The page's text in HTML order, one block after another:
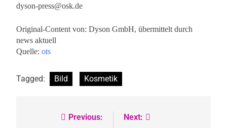
dyson-press@osk.de
Original-Content von: Dyson GmbH, übermittelt durch
news aktuell
Quelle: ots
Tagged: Bild Kosmetik
Beitragsnavigation
Previous:
Next: